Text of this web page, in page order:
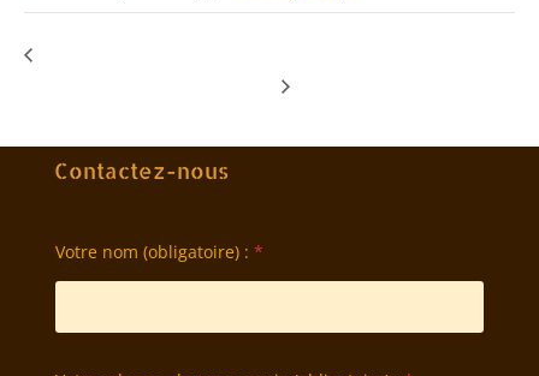
Contactez-nous
Votre nom (obligatoire) : *